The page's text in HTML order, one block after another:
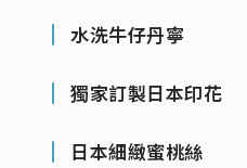
水洗牛仔丹寧
獨家訂製日本印花
日本細緻蜜桃絲